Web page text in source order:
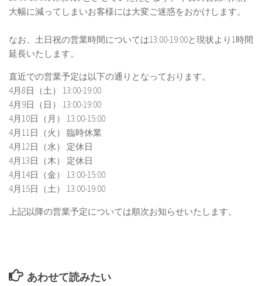
大幅に減ってしまいお客様には大変ご迷惑をおかけします。
なお、土日祝の営業時間については13:00-19:00と現状より1時間
延長いたします。
直近での営業予定は以下の通りとなっております。
4月8日（土） 13:00-19:00
4月9日（日） 13:00-19:00
4月10日（月） 13:00-15:00
4月11日（火） 臨時休業
4月12日（水） 定休日
4月13日（木） 定休日
4月14日（金） 13:00-15:00
4月15日（土） 13:00-19:00
上記以降の営業予定については順次お知らせいたします。
あわせて読みたい